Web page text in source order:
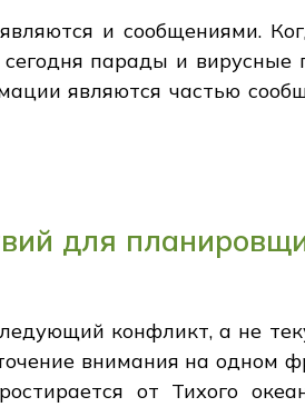
и сообщениями.
парады и вирусные
являются частью
для
конфликт, а не
внимания на одном
от Тихого